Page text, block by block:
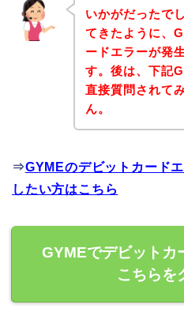
いかがだったで
てきたように、
ードエラーが発
す。後は、下記
直接質問されて
ん。
⇒GYMEのデビットカード
したい方はこちら
GYMEでデビットカ
こちらを